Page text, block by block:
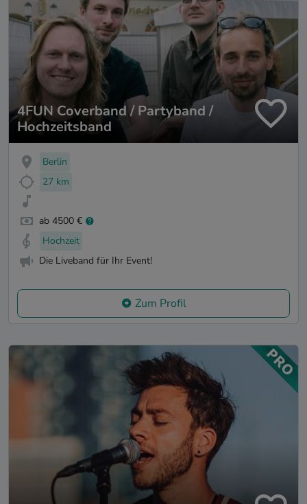
4FUN Coverband / Partyband /
Hochzeitsband
Berlin
27 km
ab 4500 €
Hochzeit
Die Liveband für Ihr Event!
Zum Profil